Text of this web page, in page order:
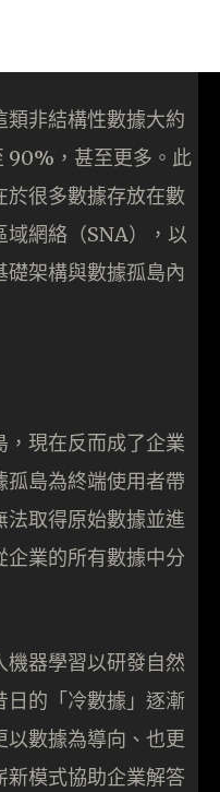
類非結構性數據大約
90%，甚至更多。此
於很多數據存放在數
域網絡（SNA），以
架構與數據孤島內
現在反而成了企業
島為終端使用者帶
法取得原始數據並進
業的所有數據中分
機器學習以研發自然
日的「冷數據」逐漸
以數據為導向、也更
新模式協助企業解答